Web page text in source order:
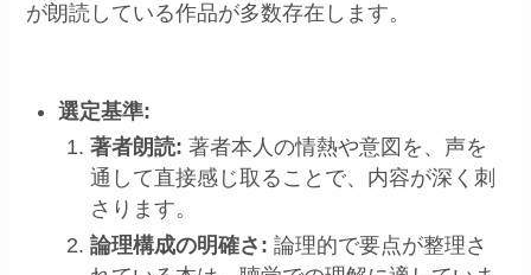
が朗読している作品が多数存在します。
選定基準:
著者朗読: 著者本人の情熱や意図を、声を
通して直接感じ取ることで、内容が深く刺
さります。
論理構成の明確さ: 論理的で要点が整理さ